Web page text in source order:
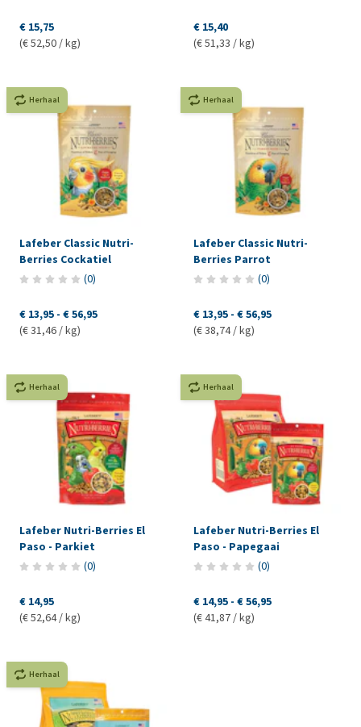
€ 15,75
(€ 52,50 / kg)
€ 15,40
(€ 51,33 / kg)
Herhaal
Lafeber Classic Nutri-
Berries Cockatiel
(0)
€ 13,95 - € 56,95
(€ 31,46 / kg)
Herhaal
Lafeber Classic Nutri-
Berries Parrot
(0)
€ 13,95 - € 56,95
(€ 38,74 / kg)
Herhaal
Lafeber Nutri-Berries El
Paso - Parkiet
(0)
€ 14,95
(€ 52,64 / kg)
Herhaal
Lafeber Nutri-Berries El
Paso - Papegaai
(0)
€ 14,95 - € 56,95
(€ 41,87 / kg)
Herhaal